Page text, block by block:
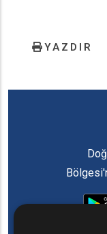
YAZDIR